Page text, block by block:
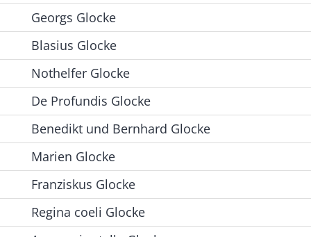
Georgs Glocke
Blasius Glocke
Nothelfer Glocke
De Profundis Glocke
Benedikt und Bernhard Glocke
Marien Glocke
Franziskus Glocke
Regina coeli Glocke